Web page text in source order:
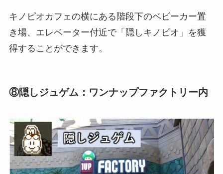
キノピオカフェの横にある階段下のベビーカー置
き場、エレベーター付近で「隠しキノピオ」を獲
得することができます。
⑧隠しジュゲム：ワンナップファクトリー内